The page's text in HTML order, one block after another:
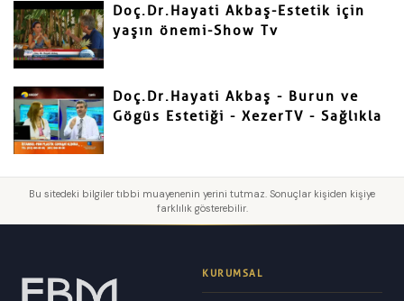
Doç.Dr.Hayati Akbaş-Estetik için
yaşın önemi-Show Tv
Doç.Dr.Hayati Akbaş - Burun ve
Gögüs Estetiği - XezerTV - Sağlıkla
Bu sitedeki bilgiler tıbbi muayenenin yerini tutmaz. Sonuçlar kişiden kişiye
farklılık gösterebilir.
KURUMSAL